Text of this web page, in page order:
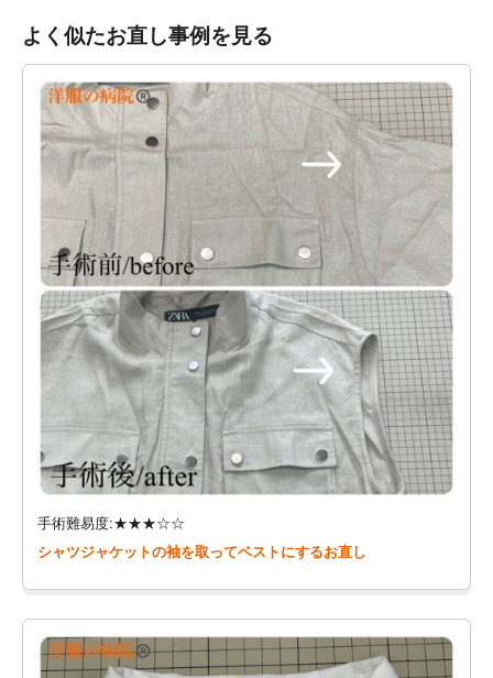
よく似たお直し事例を見る
手術難易度:★★★☆☆
シャツジャケットの袖を取ってベストにするお直し